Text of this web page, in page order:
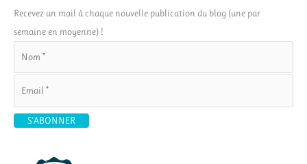
Recevez un mail à chaque nouvelle publication du blog (une par
semaine en moyenne) !